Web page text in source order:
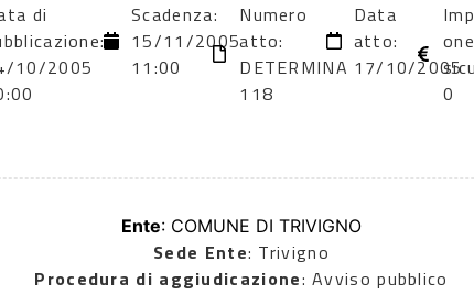
di
10/2005
Scadenza:
15/11/2005
11:00
Numero
atto:
DETERMINA
118
Data
atto:
17/10/2005
0
Ente: COMUNE DI TRIVIGNO
Sede Ente: Trivigno
Procedura di aggiudicazione: Avviso pubblico